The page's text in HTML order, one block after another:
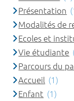
Présentation
Modalités de
Ecoles et
Vie étudiante
Parcours du
Accueil (1)
Enfant (1)